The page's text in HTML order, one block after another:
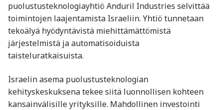
puolustusteknologiayhtiö Anduril Industries selvittää
toimintojen laajentamista Israeliin. Yhtiö tunnetaan
tekoälyä hyödyntävistä miehittämättömistä
järjestelmistä ja automatisoiduista
taisteluratkaisuista.
Israelin asema puolustusteknologian
kehityskeskuksena tekee siitä luonnollisen kohteen
kansainvälisille yrityksille. Mahdollinen investointi